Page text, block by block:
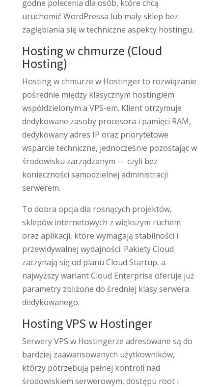
godne polecenia dla osób, które chcą
uruchomić WordPressa lub mały sklep bez
zagłębiania się w techniczne aspekty hostingu.
Hosting w chmurze (Cloud
Hosting)
Hosting w chmurze w Hostinger to rozwiązanie
pośrednie między klasycznym hostingiem
współdzielonym a VPS-em. Klient otrzymuje
dedykowane zasoby procesora i pamięci RAM,
dedykowany adres IP oraz priorytetowe
wsparcie techniczne, jednocześnie pozostając w
środowisku zarządzanym — czyli bez
konieczności samodzielnej administracji
serwerem.
To dobra opcja dla rosnących projektów,
sklepów internetowych z większym ruchem
oraz aplikacji, które wymagają stabilności i
przewidywalnej wydajności. Pakiety Cloud
zaczynają się od planu Cloud Startup, a
najwyższy wariant Cloud Enterprise oferuje już
parametry zbliżone do średniej klasy serwera
dedykowanego.
Hosting VPS w Hostinger
Serwery VPS w Hostingerze adresowane są do
bardziej zaawansowanych użytkowników,
którzy potrzebują pełnej kontroli nad
środowiskiem serwerowym, dostępu root i